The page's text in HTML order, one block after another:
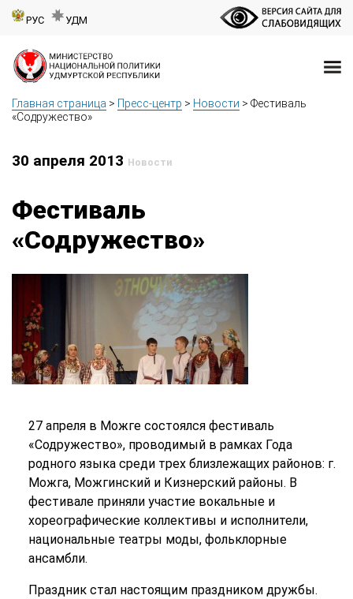
РУС УДМ
Главная страница > Пресс-центр > Новости > Фестиваль
«Содружество»
30 апреля 2013 Новости
Фестиваль
«Содружество»
27 апреля в Можге состоялся фестиваль
«Содружество», проводимый в рамках Года
родного языка среди трех близлежащих районов: г.
Можга, Можгинский и Кизнерский районы. В
фестивале приняли участие вокальные и
хореографические коллективы и исполнители,
национальные театры моды, фольклорные
ансамбли.
Праздник стал настоящим праздником дружбы.